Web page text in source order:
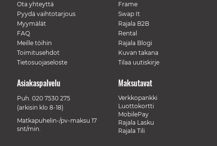
Ota yhteyttä
Pyydä vaihtotarjous
Myymälät
FAQ
Meille töihin
Toimitusehdot
Tietosuojaseloste
Frame
Swap It
Rajala B2B
Rental
Rajala Blogi
Kuvan takana
Tilaa uutiskirje
Maksutavat
Verkkopankki
Luottokortti
MobilePay
Rajala Lasku
Rajala Tili
Asiakaspalvelu
Puh. 020 7530 275
(arkisin klo 8-18)
Matkapuhelin-/pv-maksu 17
snt/min.